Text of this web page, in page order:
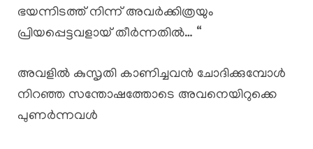
ഭയന്നിടത്ത് നിന്ന് അവർക്കിത്രയും
പ്രിയപ്പെട്ടവളായ് തീർന്നതിൽ… “
അവളിൽ കുസൃതി കാണിച്ചവൻ ചോദിക്കുമ്പോൾ
നിറഞ്ഞ സന്തോഷത്തോടെ അവനെയിറുക്കെ
പുണർന്നവൾ